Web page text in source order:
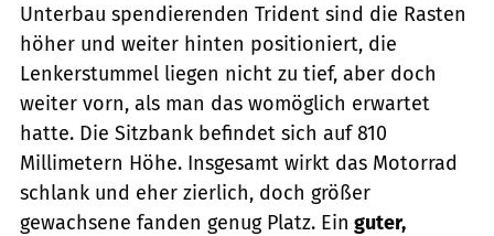
Unterbau spendierenden Trident sind die Rasten
höher und weiter hinten positioniert, die
Lenkerstummel liegen nicht zu tief, aber doch
weiter vorn, als man das womöglich erwartet
hatte. Die Sitzbank befindet sich auf 810
Millimetern Höhe. Insgesamt wirkt das Motorrad
schlank und eher zierlich, doch größer
gewachsene fanden genug Platz. Ein guter,